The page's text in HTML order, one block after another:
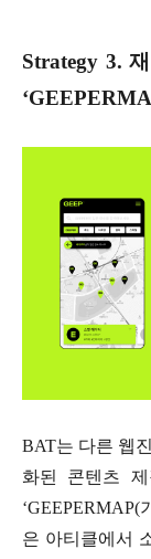
Strategy 3.
BAT는 다른 웹
화된 콘텐츠
‘GEEPERMAP(
은 아티클에서